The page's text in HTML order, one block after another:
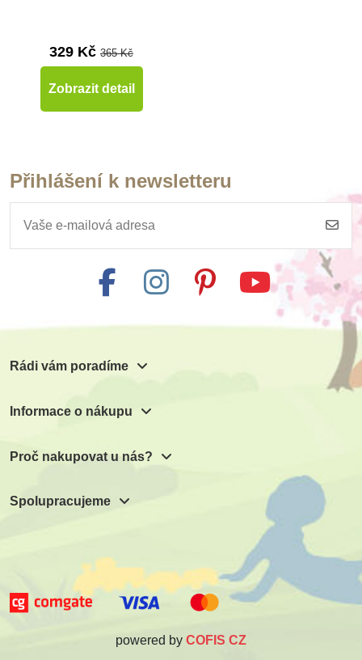
329 Kč 365 Kč
Zobrazit detail
Přihlášení k newsletteru
Rádi vám poradíme
Informace o nákupu
Proč nakupovat u nás?
Spolupracujeme
powered by COFIS CZ